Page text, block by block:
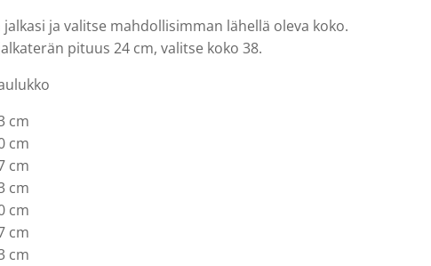
ja valitse mahdollisimman lähellä oleva koko.
pituus 24 cm, valitse koko 38.
cm
cm
cm
cm
cm
cm
cm